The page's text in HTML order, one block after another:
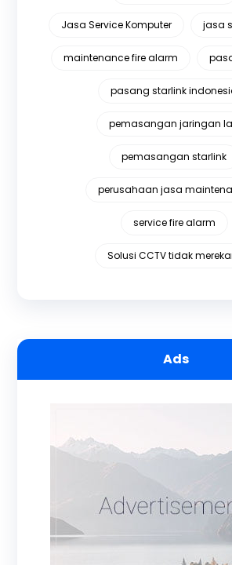
Jasa Service Komputer jasa
maintenance fire alarm
pasang starlink
pemasangan jaringan
pemasangan starlink
perusahaan jasa
service fire alarm
Solusi CCTV tidak
Ads